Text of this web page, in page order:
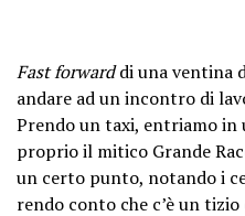
Fast forwarddi una ventina
andare ad un incontro di
Prendo un taxi, entriamo in
proprio il mitico Grande
un certo punto, notando i
rendo conto che c’è un